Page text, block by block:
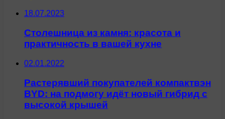
18.07.2023
Столешница из камня: красота и
практичность в вашей кухне
02.01.2022
Растерявший покупателей компактвэн
BYD: на подмогу идёт новый гибрид с
высокой крышей